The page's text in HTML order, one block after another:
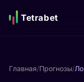
Tetrabet
Главная/Прогнозы/